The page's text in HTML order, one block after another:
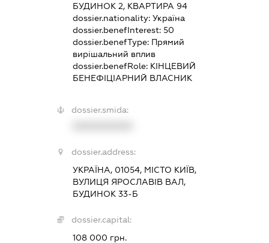
БУДИНОК 2, КВАРТИРА 94
dossier.nationality:Україна
dossier.benefInterest:50
dossier.benefType: Прямий
вирішальний вплив
dossier.benefRole: КІНЦЕВИЙ
БЕНЕФІЦІАРНИЙ ВЛАСНИК
dossier.smida:
dossier.address:
УКРАЇНА, 01054, МІСТО КИЇВ,
ВУЛИЦЯ ЯРОСЛАВІВ ВАЛ,
БУДИНОК 33-Б
dossier.capital:
108 000 грн.